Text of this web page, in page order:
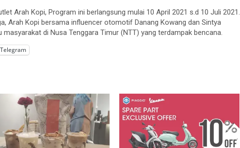
Arah Kopi, Program ini berlangsung mulai 10 April 2021 s.d 10 Juli 2021.
Arah Kopi bersama influencer otomotif Danang Kowang dan Sintya
di Nusa Tenggara Timur (NTT) yang terdampak bencana.
Telegram